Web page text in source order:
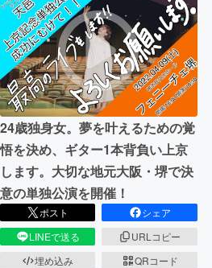
テクノロジー・ガジェット
映像・映画
ビジネス・起業
まちづくり・地域活性化
CAMPFIRE for Social Good
CAMPFIREふるさと納税
24歳独身女。夢を叶えるための覚
悟を決め、ギター1本背負い上京
します。大切な地元大阪・堺で決
意の単独公演を開催！
ポスト
シェア
LINEで送る
URLコピー
埋め込み
QRコード